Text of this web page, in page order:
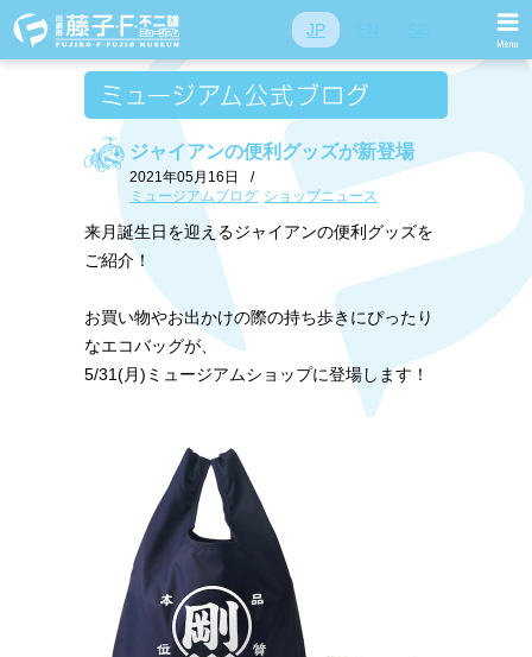
JP
ジャイアンの便利グッズが新登場
2021年05月16日
/
ミュージアムブログ ショップニュース
来月誕生日を迎えるジャイアンの便利グッズを
ご紹介！
お買い物やお出かけの際の持ち歩きにぴったり
なエコバッグが、
5/31(月)ミュージアムショップに登場します！